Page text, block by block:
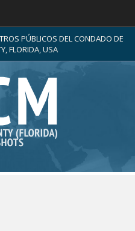
PÚBLICOS DEL CONDADO DE
FLORIDA, USA